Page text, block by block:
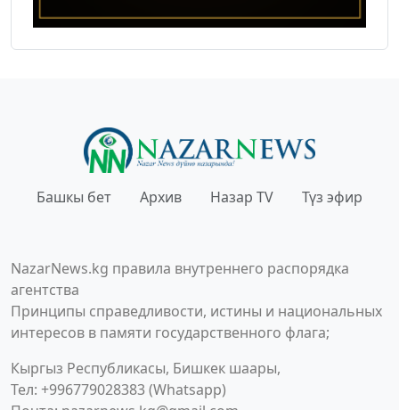
Башкы бет Архив Назар TV Түз эфир
NazarNews.kg правила внутреннего распорядка
агентства
Принципы справедливости, истины и национальных
интересов в памяти государственного флага;
Кыргыз Республикасы, Бишкек шаары,
Тел: +996779028383 (Whatsapp)